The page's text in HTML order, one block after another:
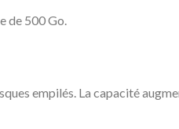
de 500 Go.
empilés. La capacité